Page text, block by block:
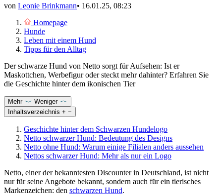
von Leonie Brinkmann• 16.01.25, 08:23
Homepage
Hunde
Leben mit einem Hund
Tipps für den Alltag
Der schwarze Hund von Netto sorgt für Aufsehen: Ist er
Maskottchen, Werbefigur oder steckt mehr dahinter? Erfahren Sie
die Geschichte hinter dem ikonischen Tier
Mehr
Weniger
Inhaltsverzeichnis + −
Geschichte hinter dem Schwarzen Hundelogo
Netto schwarzer Hund: Bedeutung des Designs
Netto ohne Hund: Warum einige Filialen anders aussehen
Nettos schwarzer Hund: Mehr als nur ein Logo
Netto, einer der bekanntesten Discounter in Deutschland, ist nicht
nur für seine Angebote bekannt, sondern auch für ein tierisches
Markenzeichen: den schwarzen Hund.